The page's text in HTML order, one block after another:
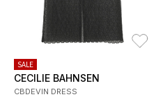
SALE
CECILIE BAHNSEN
CBDEVIN DRESS